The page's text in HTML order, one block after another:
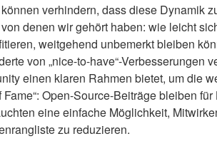
verhindern, dass diese Dynamik
denen wir gehört haben: wie leicht
weitgehend unbemerkt bleiben
von „nice-to-have“-Verbesserungen
einen klaren Rahmen bietet, um die
Open-Source-Beiträge bleiben für
eine einfache Möglichkeit,
zu reduzieren.